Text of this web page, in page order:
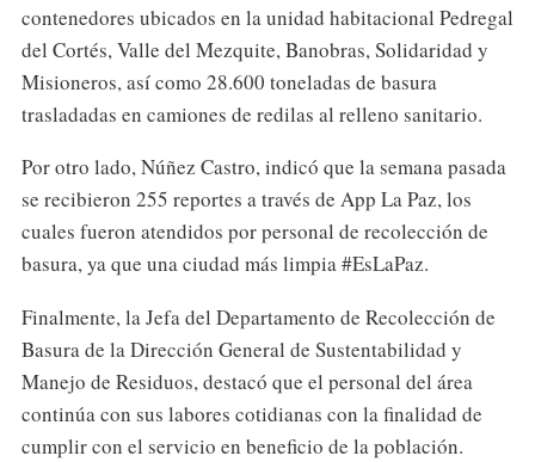
contenedores ubicados en la unidad habitacional Pedregal
del Cortés, Valle del Mezquite, Banobras, Solidaridad y
Misioneros, así como 28.600 toneladas de basura
trasladadas en camiones de redilas al relleno sanitario.
Por otro lado, Núñez Castro, indicó que la semana pasada
se recibieron 255 reportes a través de App La Paz, los
cuales fueron atendidos por personal de recolección de
basura, ya que una ciudad más limpia #EsLaPaz.
Finalmente, la Jefa del Departamento de Recolección de
Basura de la Dirección General de Sustentabilidad y
Manejo de Residuos, destacó que el personal del área
continúa con sus labores cotidianas con la finalidad de
cumplir con el servicio en beneficio de la población.